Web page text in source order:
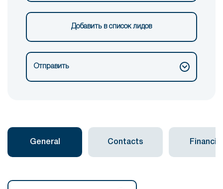
Добавить в список лидов
Отправить
General Contacts Financial